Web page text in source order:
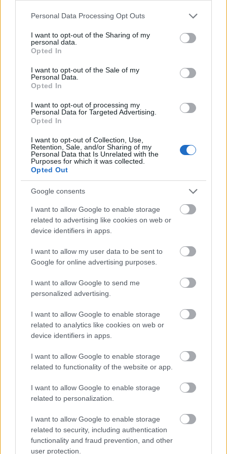
Please note that this website/app uses one or more Google
not limited to your visit or usage behaviour. You may click to
grant or deny consent to Google and its third-party tags to
use your data for below specified purposes in below Google
consent section.
Personal Data Processing Opt Outs
I want to opt-out of the Sharing of my
personal data.
Opted In
I want to opt-out of the Sale of my
Personal Data.
Opted In
I want to opt-out of processing my
Personal Data for Targeted Advertising.
Opted In
I want to opt-out of Collection, Use,
Retention, Sale, and/or Sharing of my
Personal Data that Is Unrelated with the
Purposes for which it was collected.
Opted Out
Google consents
I want to allow Google to enable storage
related to advertising like cookies on web or
device identifiers in apps.
I want to allow my user data to be sent to
Google for online advertising purposes.
I want to allow Google to send me
personalized advertising.
I want to allow Google to enable storage
related to analytics like cookies on web or
device identifiers in apps.
I want to allow Google to enable storage
related to functionality of the website or app.
I want to allow Google to enable storage
related to personalization.
I want to allow Google to enable storage
related to security, including authentication
functionality and fraud prevention, and other
user protection.
Williams vízi balett életkép látványában
vízben, másrészt víz fölött a légben játszódik, s
egyben hihetetlenül gazdag képzeletvilágba repíti és
mutatványokat csak néha töri meg a két pantomim
bohóc bűbájosan szellemes attrakciója. A
érdekfeszítővé teszi az előadást, annak dacára, hogy
az énekszámokból egy szót sem lehet érteni, ugyanis
természetesen szintén érthetetlen halandzsanyelv a
Las Vegasba látogatók számára, ezért a tornászaink,
akrobatáink nyugodtan rikkanthatnak
anyanyelvükön a műsorban, a kutya sem érti
szavukat. Egy magyar rövid mondat azonban jól
érthető a műsorban, az orosz bohóc bizonyára a
magyar kollégák "segítségével" tanulta meg a rövid
"hogy vagy" szócskát, ami a szláv akcentussal "hoty
vaty-ként" jött ki a szájából, s amit azután vígan
kezdődik, a hatalmas uszoda a műsor végéig szerves
része az előadásnak. A víz, a levegő, a tűz és a föld
összehangolása végtelen lehetőséget nyújt a kreatív
rendezőknek. A 85 szereplő között akrobaták,
műugrók, szinkronizált úszók, tornászok dolgoznak
együtt, tökéletesen időzített precizitással. A színtéren
mindig van mozgás, a bohócok rövid mókás jelenetei
a többiek felkészülését takarja. A magyar szereplők
közül ketten -az egykor korláton Európa-bajok
Supola Zoltán és az akrobata Jobbágy Zoltán - a tíz
méter magasan lengő vitorlás hajó jelenetben
szinkronban van társával, mígJobbágy Zoltántartó
ember, aki hihetetlen precizitással lengeti, himbálja,
dobja és végül elkapja partnerét illetve partnereit. A
háromszoros Európa-bajnoki ezüstérmes műugró